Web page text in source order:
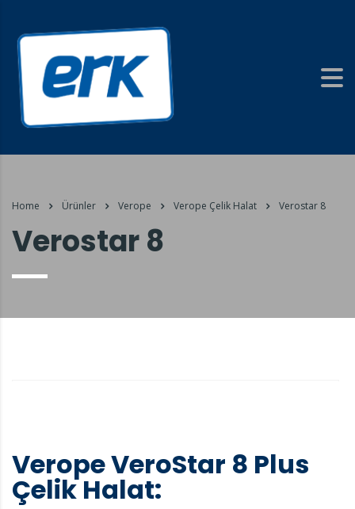
Home Ürünler Verope Verope Çelik Halat Verostar 8
Verostar 8
Verope VeroStar 8 Plus
Çelik Halat: